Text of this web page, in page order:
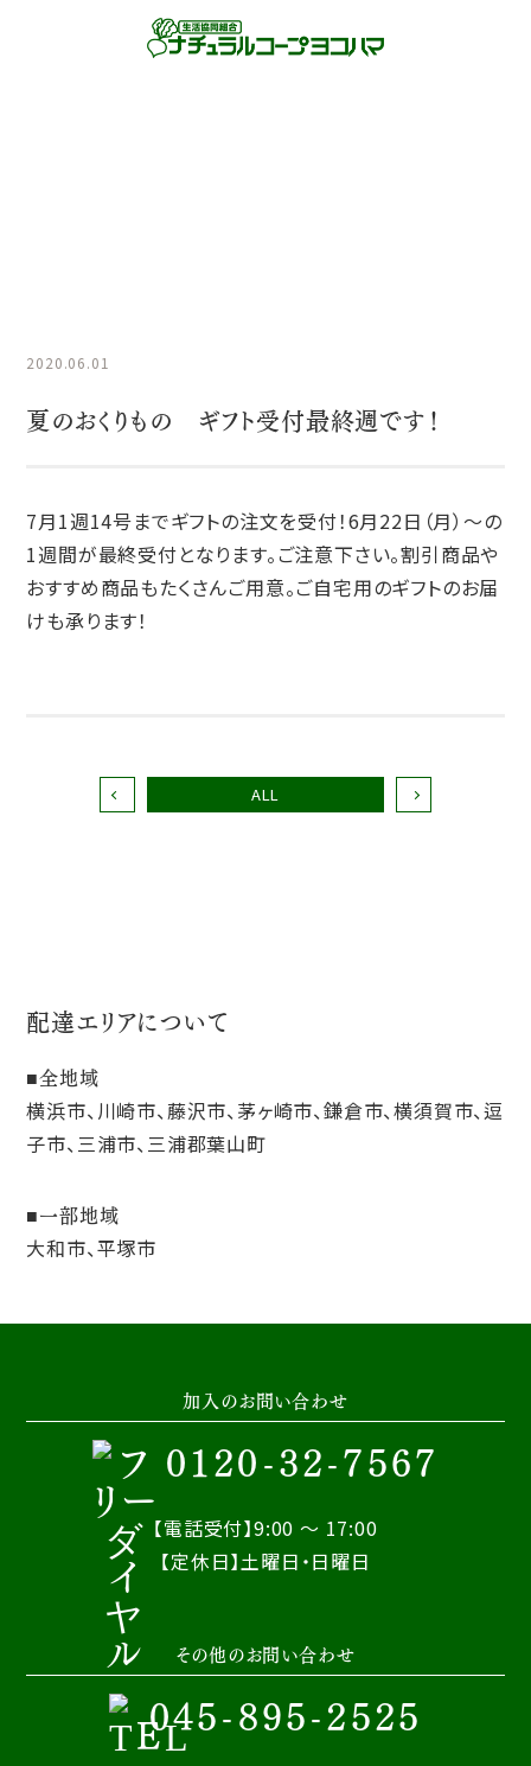
2020.06.01
夏のおくりもの ギフト受付最終週です！
7月1週14号までギフトの注文を受付！6月22日（月）～の
1週間が最終受付となります。ご注意下さい。割引商品や
おすすめ商品もたくさんご用意。ご自宅用のギフトのお届
けも承ります！
ALL
配達エリアについて
全地域
横浜市、川崎市、藤沢市、茅ヶ崎市、鎌倉市、横須賀市、逗
子市、三浦市、三浦郡葉山町
一部地域
大和市、平塚市
加入のお問い合わせ
0120-32-7567
【電話受付】9:00 ～ 17:00
【定休日】土曜日・日曜日
その他のお問い合わせ
045-895-2525